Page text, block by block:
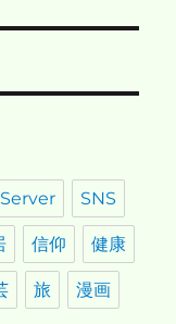
Server SNS
信仰 健康
旅 漫画